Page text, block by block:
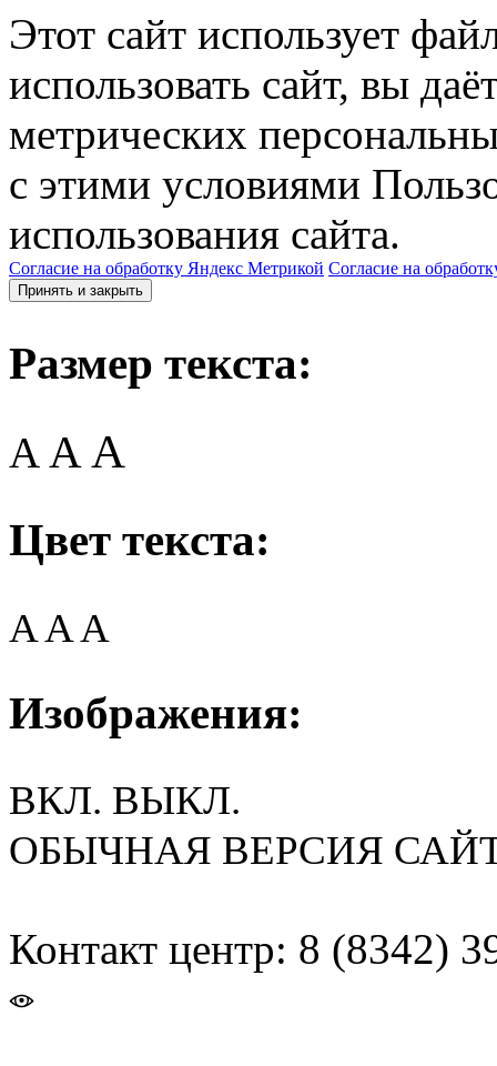
Этот сайт использует
использовать сайт, вы
метрических
с этими условиями
использования сайта.
Согласие на обработку Яндекс Метрикой Согласие на
Принять и закрыть
Размер текста:
A AA
Цвет текста:
AAA
Изображения:
ВКЛ. ВЫКЛ.
ОБЫЧНАЯ ВЕРСИЯ
Контакт центр: 8 (8342)